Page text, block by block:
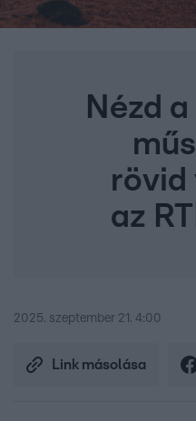
Nézd
rövid
az
2025. szeptember 21. 4:00
Link másolása